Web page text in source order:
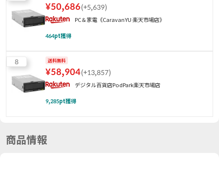
¥50,686(+5,639)
PC＆家電《CaravanYU 楽天市場店》
464pt獲得
8 送料無料
¥58,904(+13,857)
デジタル百貨店PodPark楽天市場店
9,285pt獲得
商品情報